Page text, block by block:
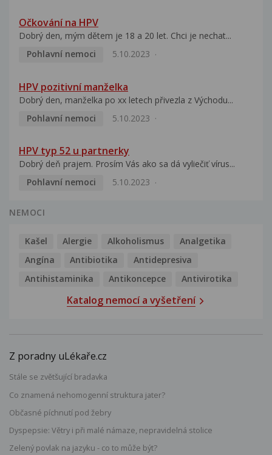
Očkování na HPV
Dobrý den, mým dětem je 18 a 20 let. Chci je nechat...
Pohlavní nemoci
5.10.2023
HPV pozitivní manželka
Dobrý den, manželka po xx letech přivezla z Východu...
Pohlavní nemoci
5.10.2023
HPV typ 52 u partnerky
Dobrý deň prajem. Prosím Vás ako sa dá vyliečiť vírus...
Pohlavní nemoci
5.10.2023
NEMOCI
Kašel Alergie Alkoholismus
Analgetika
Angína
Antibiotika
Antidepresiva
Antihistaminika
Antikoncepce Antivirotika
Katalog nemocí a vyšetření
Z poradny uLékaře.cz
Stále se zvětšující bradavka
Co znamená nehomogenní struktura jater?
Občasné píchnutí pod žebry
Dyspepsie: Větry i při malé námaze, nepravidelná stolice
Zelený povlak na jazyku - co to může být?